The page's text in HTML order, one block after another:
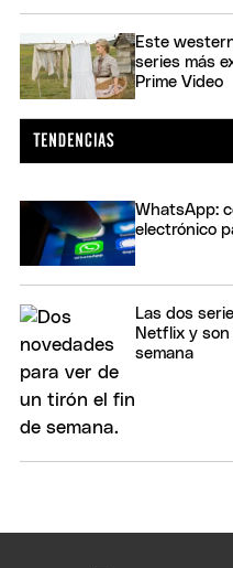
Este
series más
Prime Video
WhatsApp:
electrónico
Las dos
Netflix y son
semana